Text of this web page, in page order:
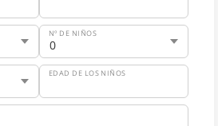
Nº DE NIÑOS
EDAD DE LOS NIÑOS